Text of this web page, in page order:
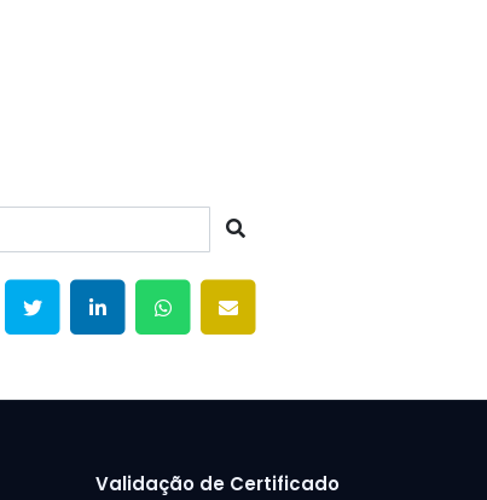
Validação de Certificado